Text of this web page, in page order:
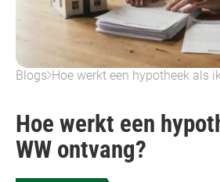
Blogs Hoe werkt een hypotheek als
Hoe werkt een
WW ontvang?